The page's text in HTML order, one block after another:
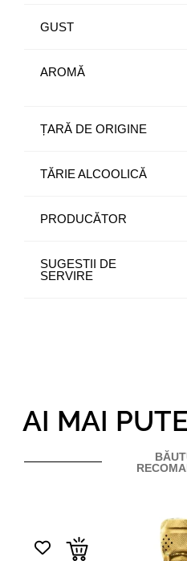
GUST
AROMĂ
ȚARĂ DE ORIGINE
TĂRIE ALCOOLICĂ
PRODUCĂTOR
SUGESTII DE
SERVIRE
AI MAI